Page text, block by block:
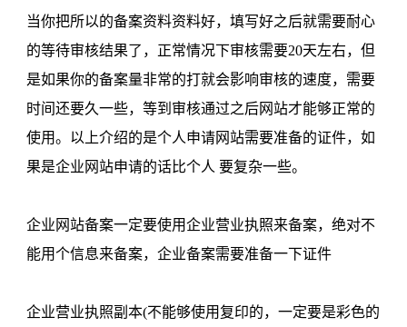
当你把所以的备案资料资料好，填写好之后就需要耐心
的等待审核结果了，正常情况下审核需要20天左右，但
是如果你的备案量非常的打就会影响审核的速度，需要
时间还要久一些，等到审核通过之后网站才能够正常的
使用。以上介绍的是个人申请网站需要准备的证件，如
果是企业网站申请的话比个人 要复杂一些。
企业网站备案一定要使用企业营业执照来备案，绝对不
能用个信息来备案，企业备案需要准备一下证件
企业营业执照副本(不能够使用复印的，一定要是彩色的